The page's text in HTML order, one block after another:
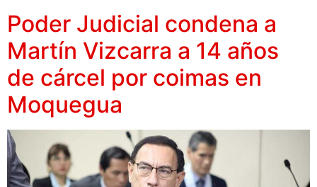
Poder Judicial condena a
Martín Vizcarra a 14 años
de cárcel por coimas en
Moquegua